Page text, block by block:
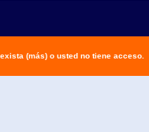
(más) o usted no tiene acceso.